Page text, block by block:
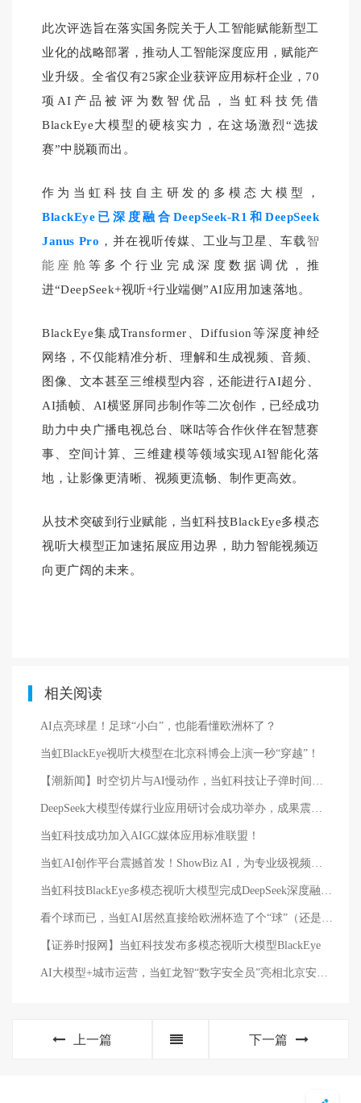
此次评选旨在落实国务院关于人工智能赋能新型工
业化的战略部署，推动人工智能深度应用，赋能产
业升级。全省仅有25家企业获评应用标杆企业，70
项AI产品被评为数智优品，当虹科技凭借
BlackEye大模型的硬核实力，在这场激烈“选拔
赛”中脱颖而出。
作为当虹科技自主研发的多模态大模型，
BlackEye已深度融合DeepSeek-R1和DeepSeek
Janus Pro ，并在视听传媒、工业与卫星、车载智
能座舱 等多个行业完成深度数据调优，推
进“DeepSeek+视听+行业端侧”AI应用加速落地。
BlackEye集成Transformer、Diffusion等深度神经
网络，不仅能精准分析、理解和生成视频、音频、
图像、文本甚至三维模型内容，还能进行AI超分、
AI插帧、AI横竖屏同步制作等二次创作，已经成功
助力中央广播电视总台、咪咕等合作伙伴在智慧赛
事、空间计算、三维建模等领域实现AI智能化落
地，让影像更清晰、视频更流畅、制作更高效。
从技术突破到行业赋能，当虹科技BlackEye多模态
视听大模型正加速拓展应用边界，助力智能视频迈
向更广阔的未来。
相关阅读
AI点亮球星！足球“小白”，也能看懂欧洲杯了？
当虹BlackEye视听大模型在北京科博会上演一秒“穿越”！
【潮新闻】时空切片与AI慢动作，当虹科技让子弹时间走进现实
DeepSeek大模型传媒行业应用研讨会成功举办，成果震撼业界！
当虹科技成功加入AIGC媒体应用标准联盟！
当虹AI创作平台震撼首发！ShowBiz AI，为专业级视频而生
当虹科技BlackEye多模态视听大模型完成DeepSeek深度融合 全面应用于三大业务方向
看个球而已，当虹AI居然直接给欧洲杯造了个“球”（还是C罗签名版！）
【证券时报网】当虹科技发布多模态视听大模型BlackEye
AI大模型+城市运营，当虹龙智“数字安全员”亮相北京安博会！
上一篇 下一篇